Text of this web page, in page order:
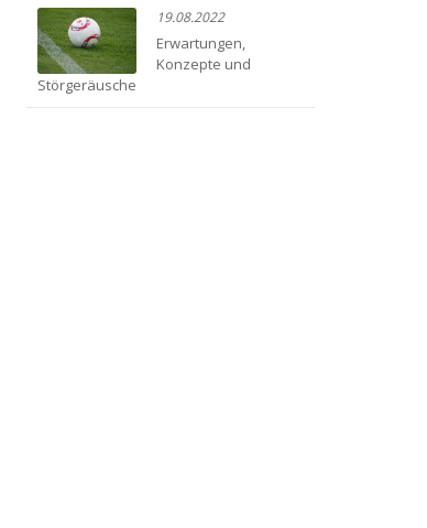
19.08.2022
Erwartungen,
Konzepte und
Störgeräusche